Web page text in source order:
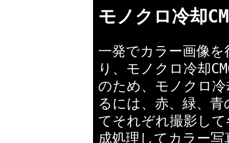
モノクロ冷却
一発でカラー画像を
り、モノクロ冷却
のため、モノクロ冷
るには、赤、緑、
てそれぞれ撮影し
成処理してカラー